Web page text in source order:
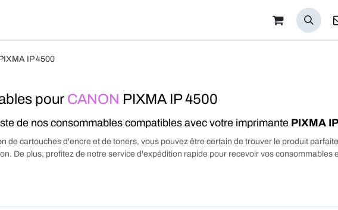
IP 4500
pour CANON PIXMA IP 4500
de nos consommables compatibles avec votre imprimante PIXMA
de cartouches d'encre et de toners, vous pouvez être certain de trouver le produit
De plus, profitez de notre service d'expédition rapide pour recevoir vos consommables